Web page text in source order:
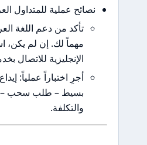
عملية للمتداول العربي:
تأكد من دعم اللغة العربية إن كان ذلك
مهماً لك. إن لم يكن، استعد لاستخدام
الإنجليزية للاتصال بخدمة العملاء.
أجرِ اختباراً عملياً: إيداع صغير – تداول
بسيط – طلب سحب – قياس الزمن